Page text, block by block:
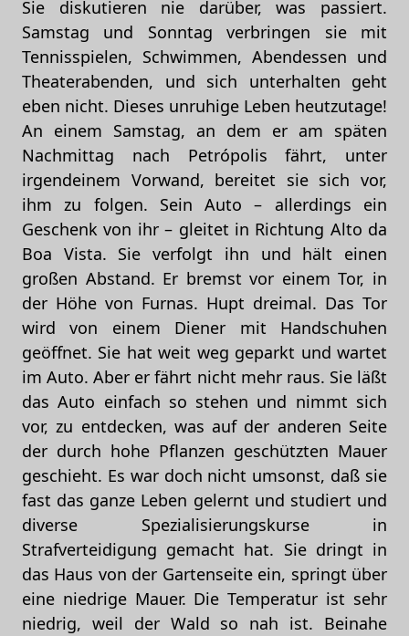
Sie diskutieren nie darüber, was passiert.
Samstag und Sonntag verbringen sie mit
Tennisspielen, Schwimmen, Abendessen und
Theaterabenden, und sich unterhalten geht
eben nicht. Dieses unruhige Leben heutzutage!
An einem Samstag, an dem er am späten
Nachmittag nach Petrópolis fährt, unter
irgendeinem Vorwand, bereitet sie sich vor,
ihm zu folgen. Sein Auto – allerdings ein
Geschenk von ihr – gleitet in Richtung Alto da
Boa Vista. Sie verfolgt ihn und hält einen
großen Abstand. Er bremst vor einem Tor, in
der Höhe von Furnas. Hupt dreimal. Das Tor
wird von einem Diener mit Handschuhen
geöffnet. Sie hat weit weg geparkt und wartet
im Auto. Aber er fährt nicht mehr raus. Sie läßt
das Auto einfach so stehen und nimmt sich
vor, zu entdecken, was auf der anderen Seite
der durch hohe Pflanzen geschützten Mauer
geschieht. Es war doch nicht umsonst, daß sie
fast das ganze Leben gelernt und studiert und
diverse Spezialisierungskurse in
Strafverteidigung gemacht hat. Sie dringt in
das Haus von der Gartenseite ein, springt über
eine niedrige Mauer. Die Temperatur ist sehr
niedrig, weil der Wald so nah ist. Beinahe